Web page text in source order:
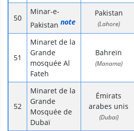
Minar-e-
Pakistan note
Pakistan
(Lahore)
Minaret de la
Grande
mosquée Al
Fateh
Bahreïn
(Manama)
Minaret de la
Grande
Mosquée de
Dubaï
Émirats
arabes unis
(Dubaï)